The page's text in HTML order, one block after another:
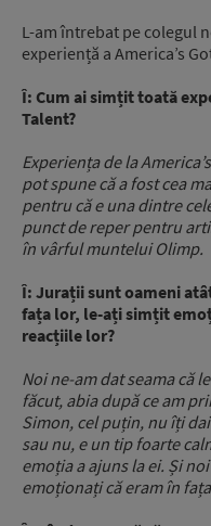
L-am întrebat pe colegul
experiență a America’s
Î: Cum ai simțit toată
Talent?
Experiența de la
pot spune că a fost cea
pentru că e una dintre
punct de reper pentru
în vârful muntelui Olimp.
Î: Jurații sunt oameni
fața lor, le-ați simțit
reacțiile lor?
Noi ne-am dat seama că
făcut, abia după ce am
Simon, cel puțin, nu îți
sau nu, e un tip foarte
emoția a ajuns la ei. Și
emoționați că eram în